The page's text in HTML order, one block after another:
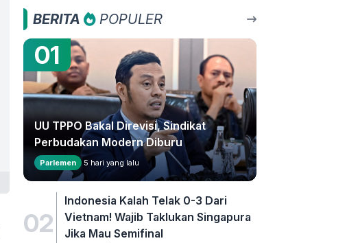
BERITA POPULER
01
UU TPPO Bakal Direvisi, Sindikat
Perbudakan Modern Diburu
Parlemen 5 hari yang lalu
02
Indonesia Kalah Telak 0-3 Dari
Vietnam! Wajib Taklukan Singapura
Jika Mau Semifinal